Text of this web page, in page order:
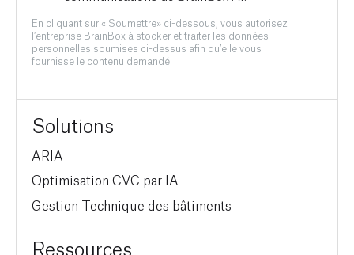
En cliquant sur « Soumettre» ci-dessous, vous autorisez
l’entreprise BrainBox à stocker et traiter les données
personnelles soumises ci-dessus afin qu’elle vous
fournisse le contenu demandé.
Solutions
ARIA
Optimisation CVC par IA
Gestion Technique des bâtiments
Ressources